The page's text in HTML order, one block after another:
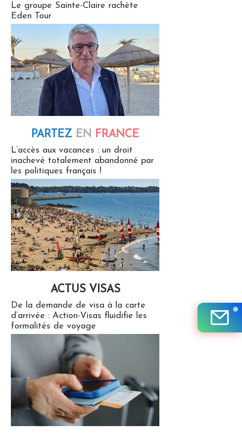
Le groupe Sainte-Claire rachète
Eden Tour
PARTEZ EN FRANCE
L’accès aux vacances : un droit
inachevé totalement abandonné par
les politiques français !
ACTUS VISAS
De la demande de visa à la carte
d’arrivée : Action-Visas fluidifie les
formalités de voyage